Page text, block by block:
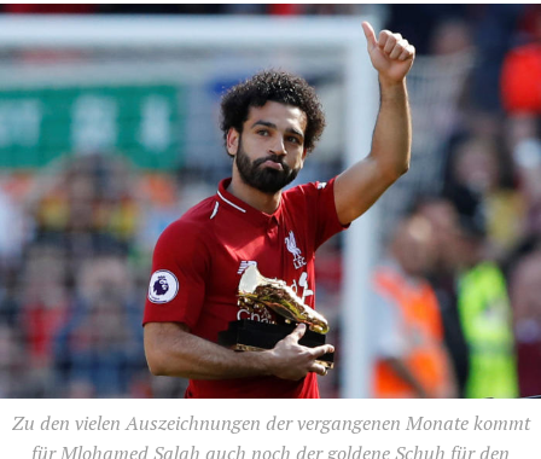
Zu den vielen Auszeichnungen der vergangenen Monate kommt
für Mlohamed Salah auch noch der goldene Schuh für den